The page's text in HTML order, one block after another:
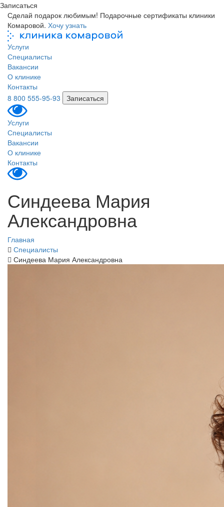
Записаться
Сделай подарок любимым! Подарочные сертификаты клиники
Комаровой. Хочу узнать
Услуги
Специалисты
Вакансии
О клинике
Контакты
8 800 555-95-93
Записаться
Услуги
Специалисты
Вакансии
О клинике
Контакты
Синдеева Мария
Александровна
Главная
Специалисты
Синдеева Мария Александровна